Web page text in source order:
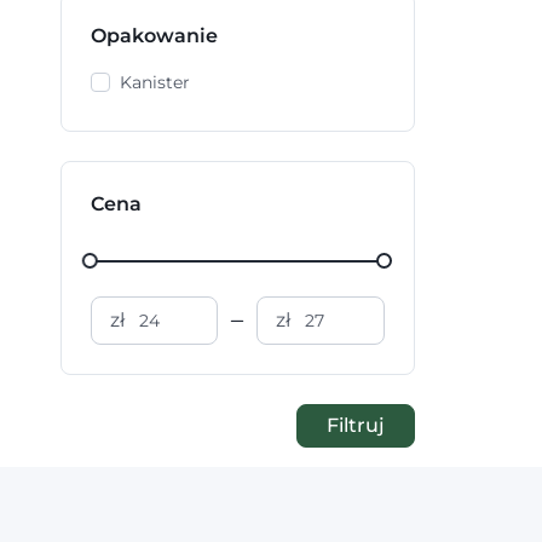
Opakowanie
Kanister
Cena
zł zł
Filtruj